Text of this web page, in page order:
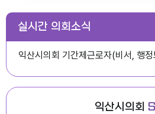
실시간 의회소식
익산시의회 기간제근로자(비서, 행
익산시의회